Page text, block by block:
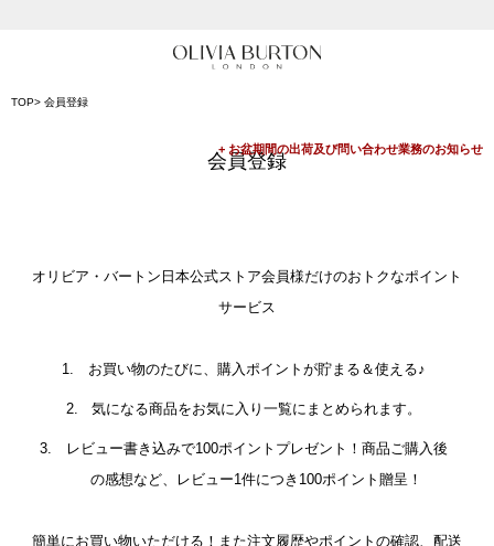
TOP 会員登録
会員登録
オリビア・バートン日本公式ストア会員様だけのおトクなポイント
サービス
お買い物のたびに、購入ポイントが貯まる＆使える♪
気になる商品をお気に入り一覧にまとめられます。
レビュー書き込みで100ポイントプレゼント！商品ご購入後
の感想など、レビュー1件につき100ポイント贈呈！
簡単にお買い物いただける！また注文履歴やポイントの確認、配送